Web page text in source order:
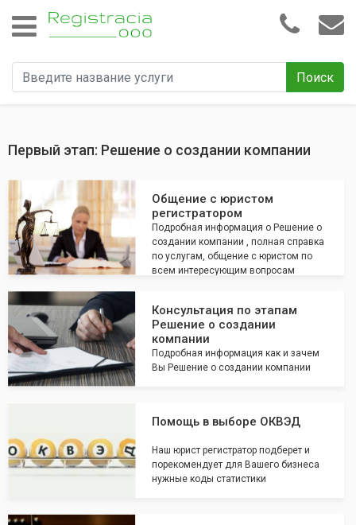
Поиск
Первый этап: Решение о создании компании
Общение с юристом
регистратором
Подробная информация о Решение о
создании компании , полная справка
по услугам, общение с юристом по
всем интересующим вопросам
Консультация по этапам
Решение о создании
компании
Подробная информация как и зачем
Вы Решение о создании компании
Помощь в выборе ОКВЭД
Наш юрист регистратор подберет и
порекомендует для Вашего бизнеса
нужные коды статистики